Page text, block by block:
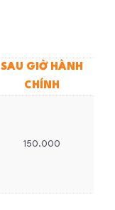
SAU GIỜ HÀNH
CHÍNH
150.000